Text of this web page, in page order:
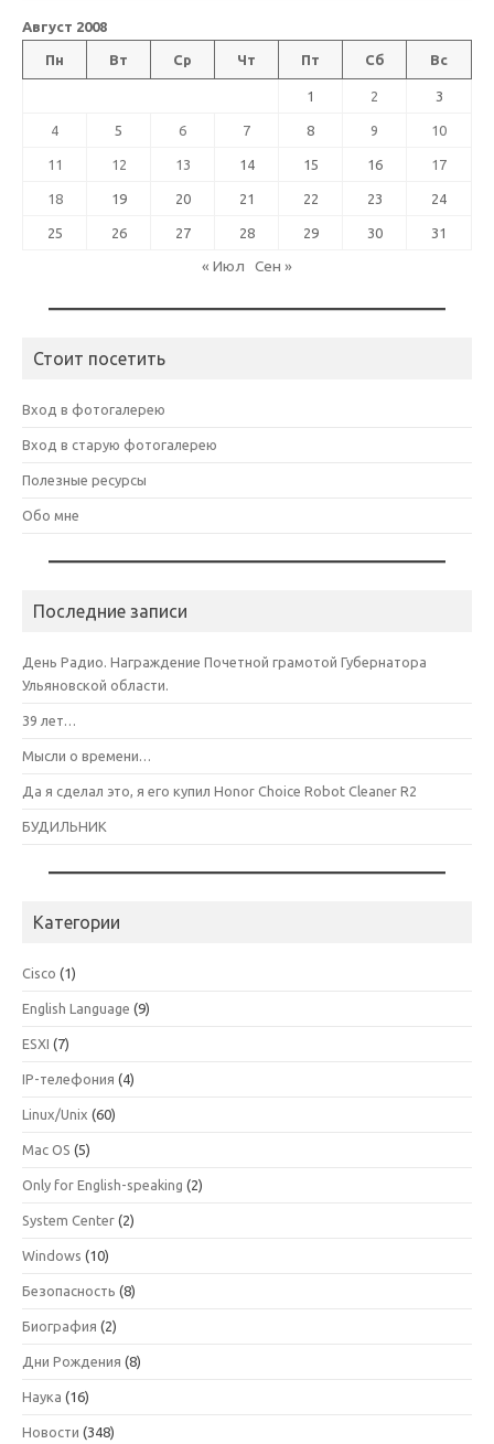
Август 2008
Пн Вт Ср Чт Пт Сб Вс
1 2 3
4 5 6 7 8 9 10
11 12 13 14 15 16 17
18 19 20 21 22 23 24
25 26 27 28 29 30 31
« Июл Сен »
Стоит посетить
Вход в фотогалерею
Вход в старую фотогалерею
Полезные ресурсы
Обо мне
Последние записи
День Радио. Награждение Почетной грамотой Губернатора
Ульяновской области.
39 лет…
Мысли о времени…
Да я сделал это, я его купил Honor Choice Robot Cleaner R2
БУДИЛЬНИК
Категории
Cisco (1)
English Language (9)
ESXI (7)
IP-телефония (4)
Linux/Unix (60)
Mac OS (5)
Only for English-speaking (2)
System Center (2)
Windows (10)
Безопасность (8)
Биография (2)
Дни Рождения (8)
Наука (16)
Новости (348)